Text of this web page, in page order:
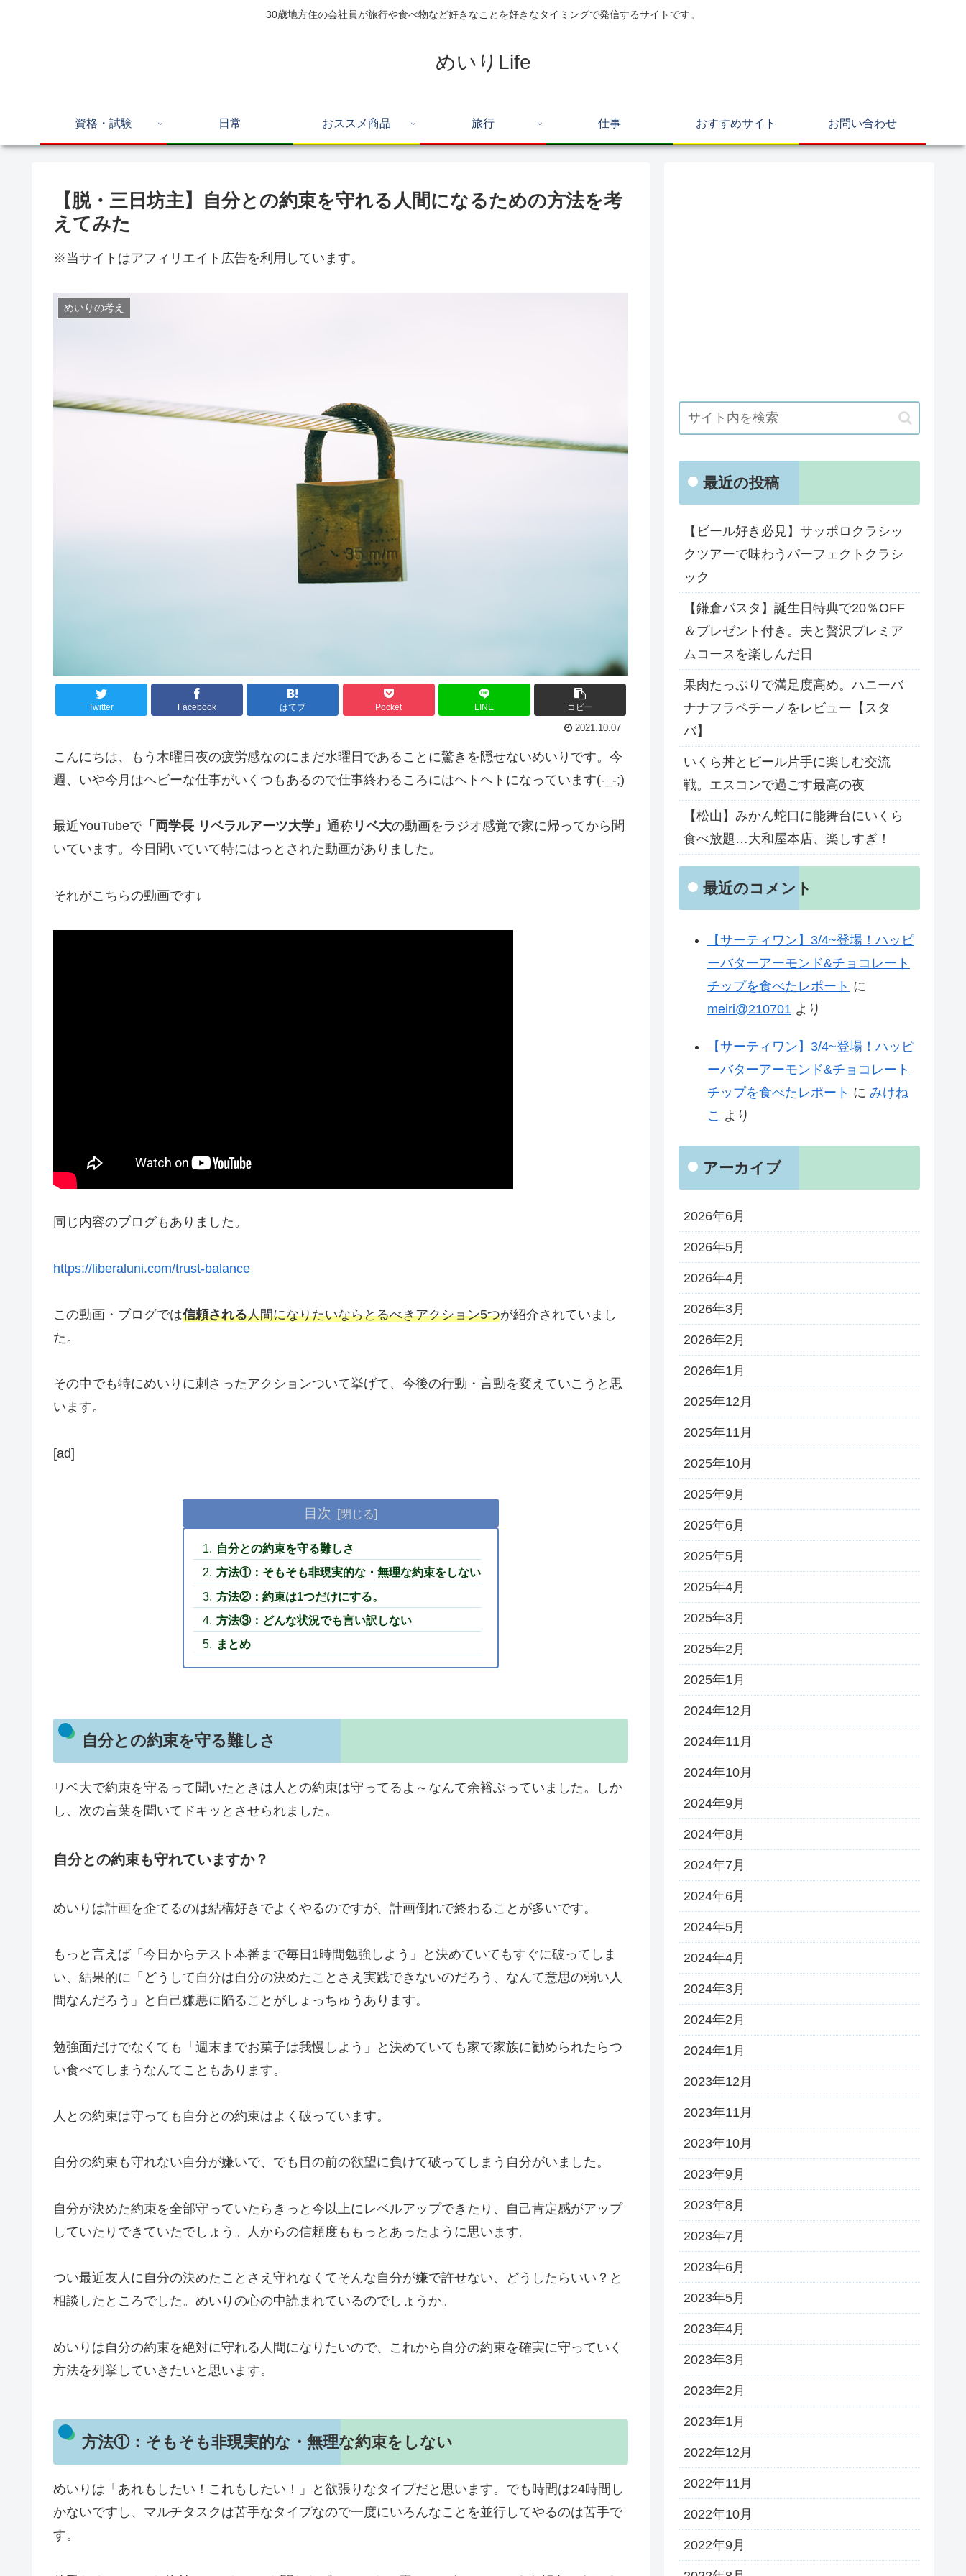
30歳地方住の会社員が旅行や食べ物など好きなことを好きなタイミングで発信するサイトです。
めいりLife
資格・試験 日常 おススメ商品 旅行 仕事 おすすめサイト お問い合わせ
【脱・三日坊主】自分との約束を守れる人間になるための方法を考
えてみた
※当サイトはアフィリエイト広告を利用しています。
めいりの考え
Twitter Facebook はてブ Pocket LINE コピー
2021.10.07
こんにちは、もう木曜日夜の疲労感なのにまだ水曜日であることに驚きを隠せないめいりです。今
週、いや今月はヘビーな仕事がいくつもあるので仕事終わるころにはヘトヘトになっています(-_-;)
最近YouTubeで「両学長 リベラルアーツ大学」 通称 リベ大の動画をラジオ感覚で家に帰ってから聞
いています。今日聞いていて特にはっとされた動画がありました。
それがこちらの動画です↓
同じ内容のブログもありました。
https://liberaluni.com/trust-balance
この動画・ブログでは信頼される人間になりたいならとるべきアクション5つが紹介されていまし
た。
その中でも特にめいりに刺さったアクションついて挙げて、今後の行動・言動を変えていこうと思
います。
[ad]
目次
自分との約束を守る難しさ
方法①：そもそも非現実的な・無理な約束をしない
方法②：約束は1つだけにする。
方法③：どんな状況でも言い訳しない
まとめ
自分との約束を守る難しさ
リベ大で約束を守るって聞いたときは人との約束は守ってるよ～なんて余裕ぶっていました。しか
し、次の言葉を聞いてドキッとさせられました。
自分との約束も守れていますか？
めいりは計画を企てるのは結構好きでよくやるのですが、計画倒れで終わることが多いです。
もっと言えば「今日からテスト本番まで毎日1時間勉強しよう」と決めていてもすぐに破ってしま
い、結果的に「どうして自分は自分の決めたことさえ実践できないのだろう、なんて意思の弱い人
間なんだろう」と自己嫌悪に陥ることがしょっちゅうあります。
勉強面だけでなくても「週末までお菓子は我慢しよう」と決めていても家で家族に勧められたらつ
い食べてしまうなんてこともあります。
人との約束は守っても自分との約束はよく破っています。
自分の約束も守れない自分が嫌いで、でも目の前の欲望に負けて破ってしまう自分がいました。
自分が決めた約束を全部守っていたらきっと今以上にレベルアップできたり、自己肯定感がアップ
していたりできていたでしょう。人からの信頼度ももっとあったように思います。
つい最近友人に自分の決めたことさえ守れなくてそんな自分が嫌で許せない、どうしたらいい？と
相談したところでした。めいりの心の中読まれているのでしょうか。
めいりは自分の約束を絶対に守れる人間になりたいので、これから自分の約束を確実に守っていく
方法を列挙していきたいと思います。
方法①：そもそも非現実的な・無理な約束をしない
めいりは「あれもしたい！これもしたい！」と欲張りなタイプだと思います。でも時間は24時間し
かないですし、マルチタスクは苦手なタイプなので一度にいろんなことを並行してやるのは苦手で
す。
最近の投稿
【ビール好き必見】サッポロクラシッ
クツアーで味わうパーフェクトクラシ
ック
【鎌倉パスタ】誕生日特典で20％OFF
＆プレゼント付き。夫と贅沢プレミア
ムコースを楽しんだ日
果肉たっぷりで満足度高め。ハニーバ
ナナフラペチーノをレビュー【スタ
バ】
いくら丼とビール片手に楽しむ交流
戦。エスコンで過ごす最高の夜
【松山】みかん蛇口に能舞台にいくら
食べ放題…大和屋本店、楽しすぎ！
最近のコメント
【サーティワン】3/4~登場！ハッピ
ーバターアーモンド&チョコレート
チップを食べたレポート に
meiri@210701 より
【サーティワン】3/4~登場！ハッピ
ーバターアーモンド&チョコレート
チップを食べたレポート に みけね
こ より
アーカイブ
2026年6月
2026年5月
2026年4月
2026年3月
2026年2月
2026年1月
2025年12月
2025年11月
2025年10月
2025年9月
2025年6月
2025年5月
2025年4月
2025年3月
2025年2月
2025年1月
2024年12月
2024年11月
2024年10月
2024年9月
2024年8月
2024年7月
2024年6月
2024年5月
2024年4月
2024年3月
2024年2月
2024年1月
2023年12月
2023年11月
2023年10月
2023年9月
2023年8月
2023年7月
2023年6月
2023年5月
2023年4月
2023年3月
2023年2月
2023年1月
2022年12月
2022年11月
2022年10月
2022年9月